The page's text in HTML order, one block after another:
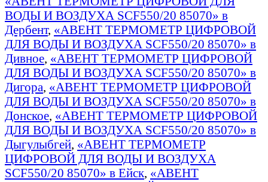
ВОДЫ И ВОЗДУХА SCF550/20 85070» в
Дербент, «АВЕНТ ТЕРМОМЕТР ЦИФРОВОЙ
ДЛЯ ВОДЫ И ВОЗДУХА SCF550/20 85070» в
Дивное, «АВЕНТ ТЕРМОМЕТР ЦИФРОВОЙ
ДЛЯ ВОДЫ И ВОЗДУХА SCF550/20 85070» в
Дигора, «АВЕНТ ТЕРМОМЕТР ЦИФРОВОЙ
ДЛЯ ВОДЫ И ВОЗДУХА SCF550/20 85070» в
Донское, «АВЕНТ ТЕРМОМЕТР ЦИФРОВОЙ
ДЛЯ ВОДЫ И ВОЗДУХА SCF550/20 85070» в
Дыгулыбгей, «АВЕНТ ТЕРМОМЕТР
ЦИФРОВОЙ ДЛЯ ВОДЫ И ВОЗДУХА
SCF550/20 85070» в Ейск, «АВЕНТ